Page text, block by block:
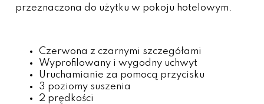
przeznaczona do użytku w pokoju hotelowym.
Czerwona z czarnymi szczegółami
Wyprofilowany i wygodny uchwyt
Uruchamianie za pomocą przycisku
3 poziomy suszenia
2 prędkości